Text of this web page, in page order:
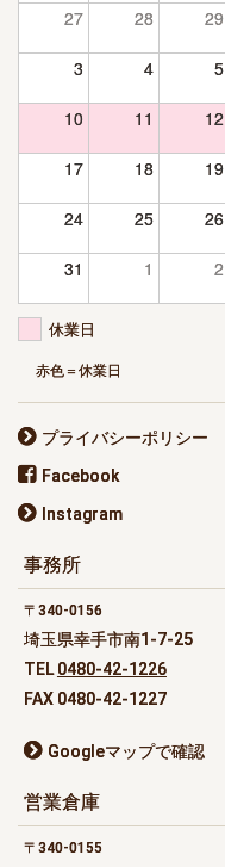
27 28 29
3 4 5
10 11 12
17 18 19
24 25 26
31 1 2
休業日
赤色＝休業日
プライバシーポリシー
Facebook
Instagram
事務所
340-0156
埼玉県幸手市南1-7-25
TEL0480-42-1226
FAX 0480-42-1227
Googleマップで確認
営業倉庫
340-0155